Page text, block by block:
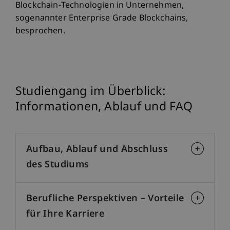
Blockchain-Technologien in Unternehmen,
sogenannter Enterprise Grade Blockchains,
besprochen.
Studiengang im Überblick:
Informationen, Ablauf und FAQ
Aufbau, Ablauf und Abschluss
des Studiums
Berufliche Perspektiven – Vorteile
für Ihre Karriere